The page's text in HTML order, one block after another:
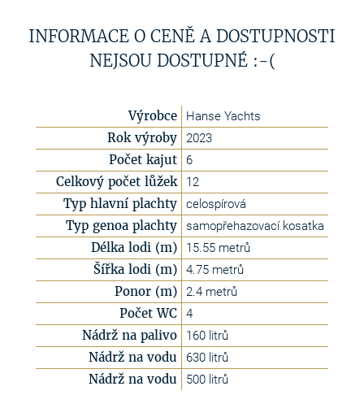
INFORMACE O CENĚ A DOSTUPNOSTI
NEJSOU DOSTUPNÉ :-(
Výrobce Hanse Yachts
Rok výroby 2023
Počet kajut 6
Celkový počet lůžek 12
Typ hlavní plachty celospírová
Typ genoa plachty samopřehazovací kosatka
Délka lodi (m) 15.55 metrů
Šířka lodi (m) 4.75 metrů
Ponor (m) 2.4 metrů
Počet WC 4
Nádrž na palivo 160 litrů
Nádrž na vodu 630 litrů
Nádrž na vodu 500 litrů